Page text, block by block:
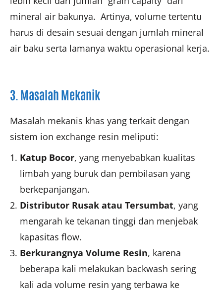
mineral air bakunya. Artinya, volume tertentu
harus di desain sesuai dengan jumlah mineral
air baku serta lamanya waktu operasional kerja.
3. Masalah Mekanik
Masalah mekanis khas yang terkait dengan
sistem ion exchange resin meliputi:
Katup Bocor, yang menyebabkan kualitas
limbah yang buruk dan pembilasan yang
berkepanjangan.
Distributor Rusak atau Tersumbat, yang
mengarah ke tekanan tinggi dan menjebak
kapasitas flow.
Berkurangnya Volume Resin, karena
beberapa kali melakukan backwash sering
kali ada volume resin yang terbawa ke